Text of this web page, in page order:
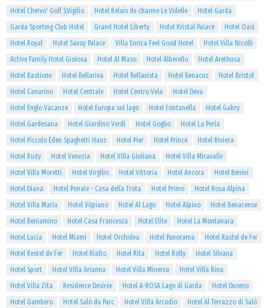
Hotel Chervo' Golf S.Vigilio
Hotel Relais de charme Le Videlle
Hotel Garda
Garda Sporting Club Hotel
Grand Hotel Liberty Hotel Kristal Palace
Hotel Oasi
Hotel Royal
Hotel Savoy Palace Villa Enrica Feel Good Hotel
Hotel Villa Nicolli
Active Family Hotel Gioiosa
Hotel Al Maso Hotel Alberello
Hotel Arethusa
Hotel Bastione
Hotel Bellariva Hotel Bellavista Hotel Benacus
Hotel Bristol
Hotel Canarino
Hotel Centrale Hotel Centro Vela
Hotel Deva
Hotel Englo Vacanze
Hotel Europa sul lago Hotel Fontanella
Hotel Gabry
Hotel Gardesana
Hotel Giardino Verdi Hotel Goglio
Hotel La Perla
Hotel Piccolo Eden Spaghetti Haus
Hotel Pier Hotel Prince
Hotel Riviera
Hotel Rudy
Hotel Venezia Hotel Villa Giuliana
Hotel Villa Miravalle
Hotel Villa Moretti
Hotel Virgilio Hotel Vittoria Hotel Ancora
Hotel Benini
Hotel Diana
Hotel Ponale - Casa della Trota Hotel Primo
Hotel Rosa Alpina
Hotel Villa Maria
Hotel Vilpiano Hotel Al Lago Hotel Alpino
Hotel Benacense
Hotel Beniamino
Hotel Casa Francesca Hotel Elite
Hotel La Montanara
Hotel Lucia
Hotel Miami Hotel Orchidea Hotel Panorama
Hotel Rastel de Fer
Hotel Restel de Fer
Hotel Rialto Hotel Rita Hotel Rolly
Hotel Silvana
Hotel Sport
Hotel Villa Arianna Hotel Villa Minerva
Hotel Villa Rina
Hotel Villa Zita
Residence Desirèe Hotel A-ROSA Lago di Garda
Hotel Duomo
Hotel Gambero
Hotel Salò du Parc Hotel Villa Arcadio
Hotel Al Terrazzo di Salò